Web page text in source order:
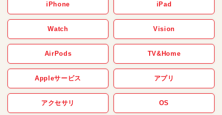
iPhone iPad
Watch Vision
AirPods TV&Home
Appleサービス アプリ
アクセサリ OS